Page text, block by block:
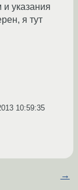
указания
я тут
10:59:35
→